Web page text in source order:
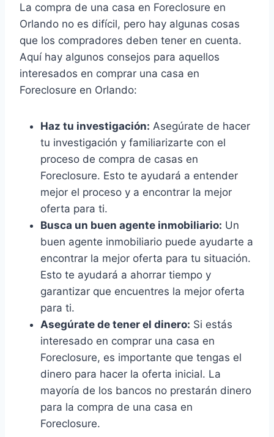
La compra de una casa en Foreclosure en
Orlando no es difícil, pero hay algunas cosas
que los compradores deben tener en cuenta.
Aquí hay algunos consejos para aquellos
interesados en comprar una casa en
Foreclosure en Orlando:
Haz tu investigación: Asegúrate de hacer
tu investigación y familiarizarte con el
proceso de compra de casas en
Foreclosure. Esto te ayudará a entender
mejor el proceso y a encontrar la mejor
oferta para ti.
Busca un buen agente inmobiliario: Un
buen agente inmobiliario puede ayudarte a
encontrar la mejor oferta para tu situación.
Esto te ayudará a ahorrar tiempo y
garantizar que encuentres la mejor oferta
para ti.
Asegúrate de tener el dinero: Si estás
interesado en comprar una casa en
Foreclosure, es importante que tengas el
dinero para hacer la oferta inicial. La
mayoría de los bancos no prestarán dinero
para la compra de una casa en
Foreclosure.